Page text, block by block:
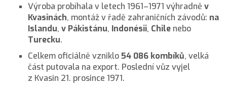
Výroba probíhala v letech 1961–1971 výhradně v
Kvasinách, montáž v řadě zahraničních závodů: na
Islandu, v Pákistánu, Indonésii, Chile nebo
Turecku.
Celkem oficiálně vzniklo54 086 kombíků, velká
část putovala na export. Poslední vůz vyjel
z Kvasin 21. prosince 1971.